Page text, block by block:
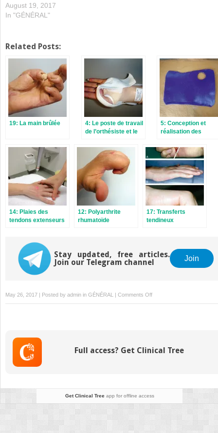
August 19, 2017
In "GÉNÉRAL"
Related Posts:
19: La main brûlée
4: Le poste de travail
de l’orthésiste et le
5: Conception et
réalisation des
conseils pratiques
14: Plaies des
tendons extenseurs
12: Polyarthrite
rhumatoïde
17: Transferts
tendineux
Stay updated, free articles.
Join our Telegram channel
Join
May 26, 2017 | Posted by admin in GÉNÉRAL | Comments Offon
16:
rééducation
Full access? Get Clinical Tree
Get Clinical Treeapp for offline access